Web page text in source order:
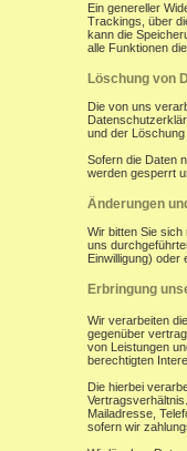
Ein genereller
Trackings, über
kann die
alle Funktionen
Löschung von
Die von uns
und der
Sofern die Daten
werden gesperrt
Änderungen
Wir bitten Sie
uns
Einwilligung) oder
Erbringung
Wir verarbeiten
gegenüber
von Leistungen
berechtigten
Die hierbei
Mailadresse,
sofern wir